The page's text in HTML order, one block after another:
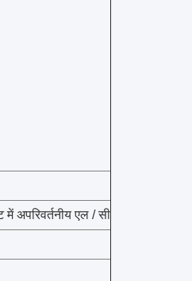
में अपरिवर्तनीय एल / सी